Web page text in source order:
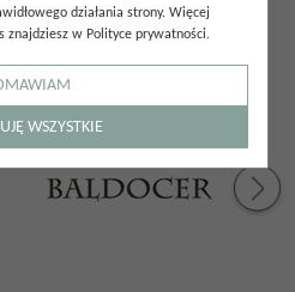
działania strony. Więcej
znajdziesz w Polityce prywatności.
WSZYSTKIE